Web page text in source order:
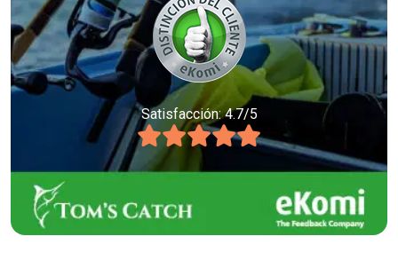
Satisfacción: 4.7/5